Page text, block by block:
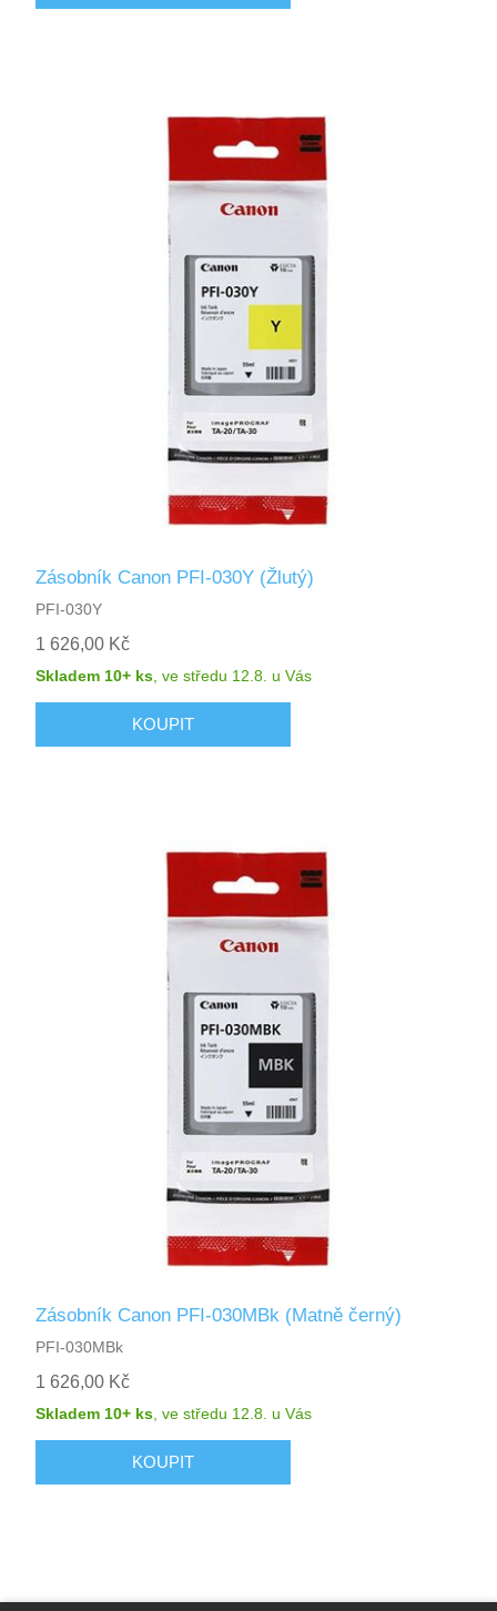
Zásobník Canon PFI-030Y (Žlutý)
PFI-030Y
1 626,00 Kč
Skladem 10+ ks ,ve středu 12.8. u Vás
Zásobník Canon PFI-030MBk (Matně černý)
PFI-030MBk
1 626,00 Kč
Skladem 10+ ks ,ve středu 12.8. u Vás